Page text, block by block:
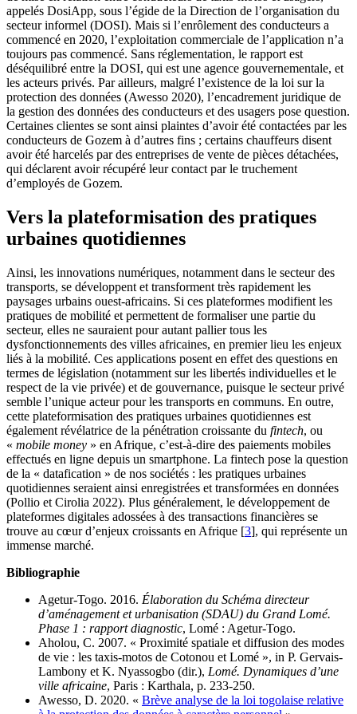
appelés DosiApp, sous l’égide de la Direction de l’organisation du
secteur informel (DOSI). Mais si l’enrôlement des conducteurs a
commencé en 2020, l’exploitation commerciale de l’application n’a
toujours pas commencé. Sans réglementation, le rapport est
déséquilibré entre la DOSI, qui est une agence gouvernementale, et
les acteurs privés. Par ailleurs, malgré l’existence de la loi sur la
protection des données (Awesso 2020), l’encadrement juridique de
la gestion des données des conducteurs et des usagers pose question.
Certaines clientes se sont ainsi plaintes d’avoir été contactées par les
conducteurs de Gozem à d’autres fins ; certains chauffeurs disent
avoir été harcelés par des entreprises de vente de pièces détachées,
qui déclarent avoir récupéré leur contact par le truchement
d’employés de Gozem.
Vers la plateformisation des pratiques
urbaines quotidiennes
Ainsi, les innovations numériques, notamment dans le secteur des
transports, se développent et transforment très rapidement les
paysages urbains ouest-africains. Si ces plateformes modifient les
pratiques de mobilité et permettent de formaliser une partie du
secteur, elles ne sauraient pour autant pallier tous les
dysfonctionnements des villes africaines, en premier lieu les enjeux
liés à la mobilité. Ces applications posent en effet des questions en
termes de législation (notamment sur les libertés individuelles et le
respect de la vie privée) et de gouvernance, puisque le secteur privé
semble l’unique acteur pour les transports en communs. En outre,
cette plateformisation des pratiques urbaines quotidiennes est
également révélatrice de la pénétration croissante du fintech, ou
« mobile money » en Afrique, c’est-à-dire des paiements mobiles
effectués en ligne depuis un smartphone. La fintech pose la question
de la « datafication » de nos sociétés : les pratiques urbaines
quotidiennes seraient ainsi enregistrées et transformées en données
(Pollio et Cirolia 2022). Plus généralement, le développement de
plateformes digitales adossées à des transactions financières se
trouve au cœur d’enjeux croissants en Afrique [3], qui représente un
immense marché.
Bibliographie
Agetur-Togo. 2016. Élaboration du Schéma directeur
d’aménagement et urbanisation (SDAU) du Grand Lomé.
Phase 1 : rapport diagnostic, Lomé : Agetur-Togo.
Aholou, C. 2007. « Proximité spatiale et diffusion des modes
de vie : les taxis-motos de Cotonou et Lomé », in P. Gervais-
Lambony et K. Nyassogbo (dir.), Lomé. Dynamiques d’une
ville africaine, Paris : Karthala, p. 233-250.
Awesso, D. 2020. « Brève analyse de la loi togolaise relative